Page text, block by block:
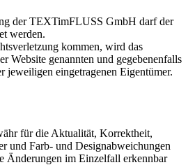
der TEXTimFLUSS GmbH darf der
werden.
kommen, wird das
Website genannten und gegebenenfalls
jeweiligen eingetragenen Eigentümer.
für die Aktualität, Korrektheit,
und Farb- und Designabweichungen
Änderungen im Einzelfall erkennbar